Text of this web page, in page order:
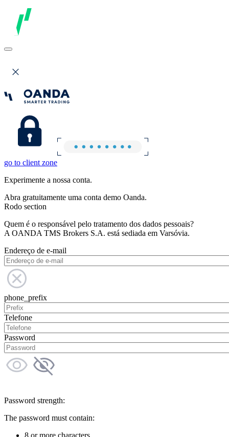
go to client zone
Experimente a nossa conta.
Abra gratuitamente uma conta demo Oanda.
Rodo section
Quem é o responsável pelo tratamento dos dados pessoais?
A OANDA TMS Brokers S.A. está sediada em Varsóvia.
Endereço de e-mail
phone_prefix
Telefone
Password
Password strength:
The password must contain:
8 or more characters